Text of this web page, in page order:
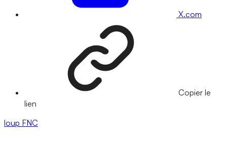
X.com
Copier le
lien
loup FNC